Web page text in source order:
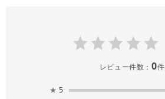
レビュー件数： 0件
★ 5